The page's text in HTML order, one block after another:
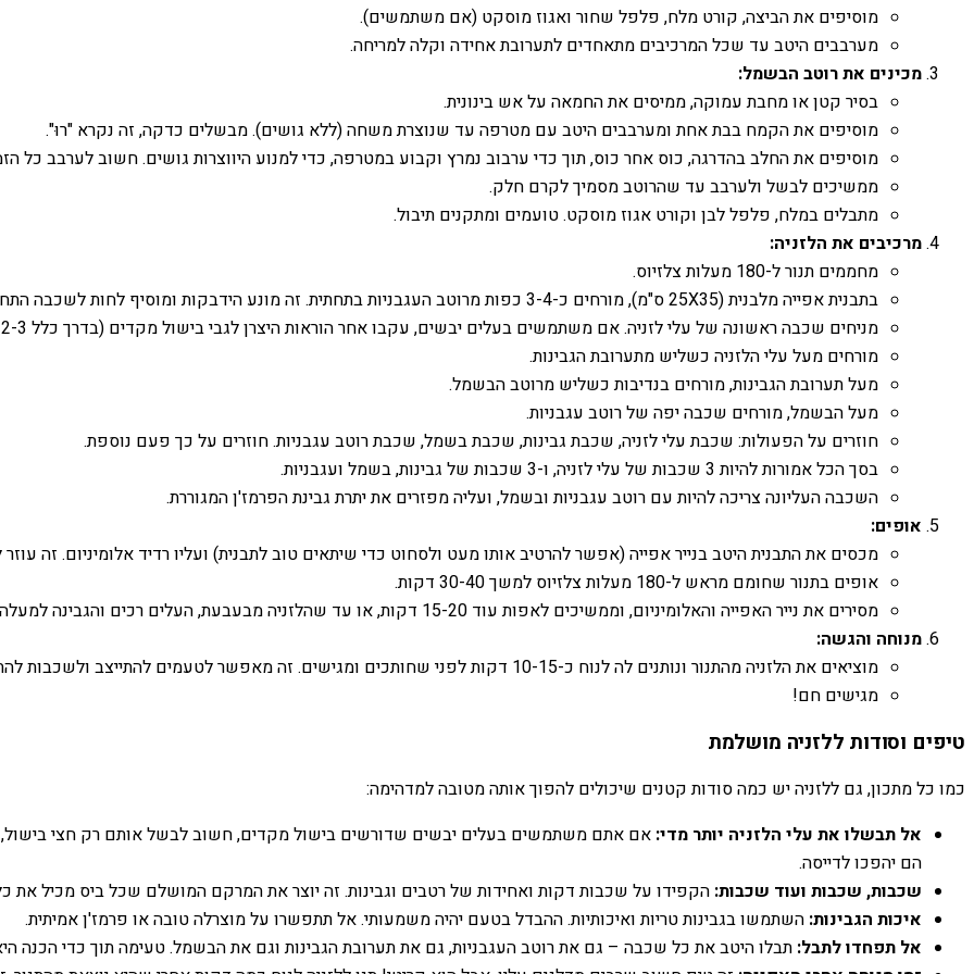
מוסיפים את הביצה, קורט מלח, פלפל שחור ואגוז מוסקט (אם משתמשים).
מערבבים היטב עד שכל המרכיבים מתאחדים לתערובת אחידה וקלה למריחה.
מכינים את רוטב הבשמל:
בסיר קטן או מחבת עמוקה, ממיסים את החמאה על אש בינונית.
מוסיפים את הקמח בבת אחת ומערבבים היטב עם מטרפה עד שנוצרת משחה (ללא גושים). מבשלים כדקה, זה נקרא "רוּ".
מוסיפים את החלב בהדרגה, כוס אחר כוס, תוך כדי ערבוב נמרץ וקבוע במטרפה, כדי למנוע היווצרות גושים. חשוב לערבב כל
ממשיכים לבשל ולערבב עד שהרוטב מסמיך לקרם חלק.
מתבלים במלח, פלפל לבן וקורט אגוז מוסקט. טועמים ומתקנים תיבול.
מרכיבים את הלזניה:
מחממים תנור ל-180 מעלות צלזיוס.
בתבנית אפייה מלבנית (25X35 ס"מ), מורחים כ-3-4 כפות מרוטב העגבניות בתחתית. זה מונע הידבקות ומוסיף לחות לשכבה התחתונה.
מניחים שכבה ראשונה של עלי לזניה. אם משתמשים בעלים יבשים, עקבו אחר הוראות היצרן לגבי בישול מקדים (בדרך כלל 2-3 דקות במים רותחים, ואז מייבשים על מגבת). אם טריים – אין צורך.
מורחים מעל עלי הלזניה כשליש מתערובת הגבינות.
מעל תערובת הגבינות, מורחים בנדיבות כשליש מרוטב הבשמל.
מעל הבשמל, מורחים שכבה יפה של רוטב עגבניות.
חוזרים על הפעולות: שכבת עלי לזניה, שכבת גבינות, שכבת בשמל, שכבת רוטב עגבניות. חוזרים על כך פעם נוספת.
בסך הכל אמורות להיות 3 שכבות של עלי לזניה, ו-3 שכבות של גבינות, בשמל ועגבניות.
השכבה העליונה צריכה להיות עם רוטב עגבניות ובשמל, ועליה מפזרים את יתרת גבינת הפרמז'ן המגוררת.
אופים:
מכסים את התבנית היטב בנייר אפייה (אפשר להרטיב אותו מעט ולסחוט כדי שיתאים טוב לתבנית) ועליו רדיד אלומיניום. זה
אופים בתנור שחומם מראש ל-180 מעלות צלזיוס למשך 30-40 דקות.
מסירים את נייר האפייה והאלומיניום, וממשיכים לאפות עוד 15-20 דקות, או עד שהלזניה מבעבעת, העלים רכים והגבינה למעלה זהובה ויפה.
מנוחה והגשה:
מוציאים את הלזניה מהתנור ונותנים לה לנוח כ-10-15 דקות לפני שחותכים ומגישים. זה מאפשר לטעמים להתייצב ולשכבות להתאחד, ומונע מהלזניה להתפרק.
מגישים חם!
טיפים וסודות ללזניה מושלמת
כמו כל מתכון, גם ללזניה יש כמה סודות קטנים שיכולים להפוך אותה מטובה למדהימה:
אל תבשלו את עלי הלזניה יותר מדי: אם אתם משתמשים בעלים יבשים שדורשים בישול מקדים, חשוב לבשל אותם רק חצי בישול,
הם יהפכו לדייסה.
שכבות, שכבות ועוד שכבות: הקפידו על שכבות דקות ואחידות של רטבים וגבינות. זה יוצר את המרקם המושלם שכל ביס מכיל את
איכות הגבינות: השתמשו בגבינות טריות ואיכותיות. ההבדל בטעם יהיה משמעותי. אל תתפשרו על מוצרלה טובה או פרמז'ן אמיתית.
אל תפחדו לתבל: תבלו היטב את כל שכבה – גם את רוטב העגבניות, גם את תערובת הגבינות וגם את הבשמל. טעימה תוך כדי הכנה